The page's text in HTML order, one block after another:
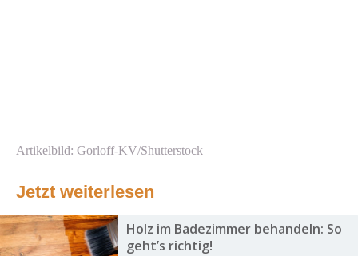
Artikelbild: Gorloff-KV/Shutterstock
Jetzt weiterlesen
Holz im Badezimmer behandeln: So
geht’s richtig!